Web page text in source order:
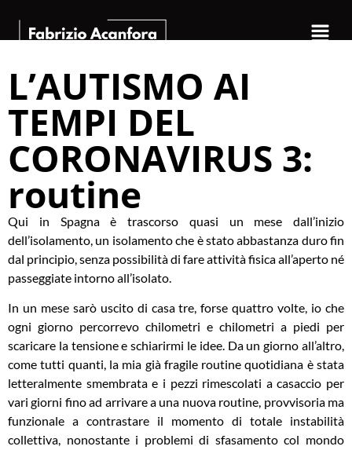
L’AUTISMO AI
TEMPI DEL
CORONAVIRUS 3:
routine
Qui in Spagna è trascorso quasi un mese dall’inizio
dell’isolamento, un isolamento che è stato abbastanza duro fin
dal principio, senza possibilità di fare attività fisica all’aperto né
passeggiate intorno all’isolato.
In un mese sarò uscito di casa tre, forse quattro volte, io che
ogni giorno percorrevo chilometri e chilometri a piedi per
scaricare la tensione e schiarirmi le idee. Da un giorno all’altro,
come tutti quanti, la mia già fragile routine quotidiana è stata
letteralmente smembrata e i pezzi rimescolati a casaccio per
vari giorni fino ad arrivare a una nuova routine, provvisoria ma
funzionale a contrastare il momento di totale instabilità
collettiva, nonostante i problemi di sfasamento col mondo